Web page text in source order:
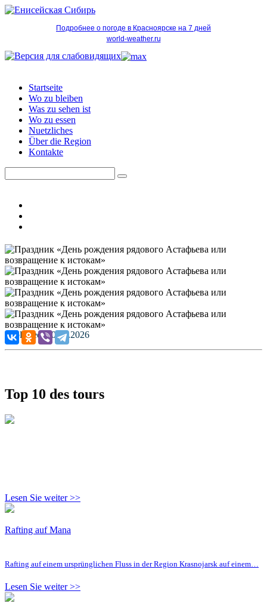
Подробнее о погоде в Красноярске на 7 дней
world-weather.ru
Startseite
Wo zu bleiben
Was zu sehen ist
Wo zu essen
Nuetzliches
Über die Region
Kontakte
Published: 20.04.2026
Top 10 des tours
Lesen Sie weiter >>
Rafting auf Mana
Rafting auf einem ursprünglichen Fluss in der Region Krasnojarsk auf einem…
Lesen Sie weiter >>